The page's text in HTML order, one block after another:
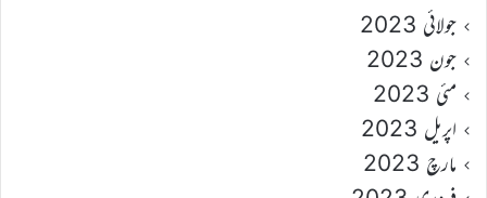
جولائی 2023
جون 2023
مئی 2023
اپریل 2023
مارچ 2023